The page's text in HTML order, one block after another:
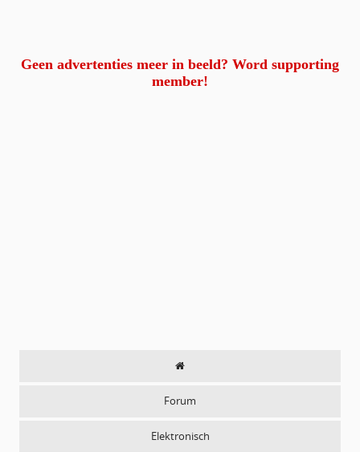
Geen advertenties meer in beeld? Word supporting
member!
Forum
Elektronisch